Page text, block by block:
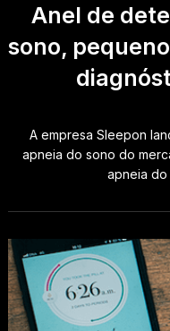
Anel de
sono,
A empresa Sleepon
apneia do sono do
apneia do